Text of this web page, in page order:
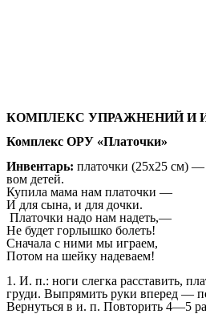
КОМПЛЕКС УПРАЖНЕНИЙ И
Комплекс ОРУ «Платочки»
Инвентарь: платочки (25x25 см) —
вом детей.
Купила мама нам платочки —
И для сына, и для дочки.
Платочки надо нам надеть,—
Не будет горлышко болеть!
Сначала с ними мы играем,
Потом на шейку надеваем!
1. И. п.: ноги слегка расставить,
груди. Выпрямить руки вперед —
Вернуться в и. п. Повторить 4—5